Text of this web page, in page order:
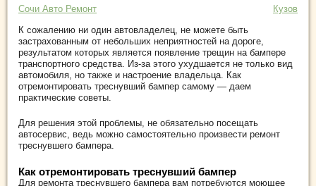
Сочи Авто Ремонт
Кузов
К сожалению ни один автовладелец, не можете быть
застрахованным от небольших неприятностей на дороге,
результатом которых является появление трещин на бампере
транспортного средства. Из-за этого ухудшается не только вид
автомобиля, но также и настроение владельца. Как
отремонтировать треснувший бампер самому — даем
практические советы.
Для решения этой проблемы, не обязательно посещать
автосервис, ведь можно самостоятельно произвести ремонт
треснувшего бампера.
Как отремонтировать треснувший бампер
Для ремонта треснувшего бампера вам потребуются моющее